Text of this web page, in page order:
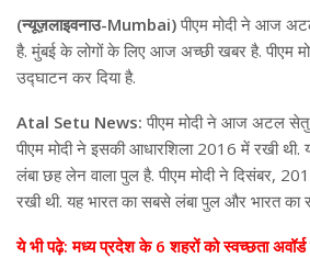
(न्यूज़लाइवनाउ-Mumbai)पीएम मोदी ने आज
है. मुंबई के लोगों के लिए आज अच्छी खबर है. पीएम
उद्घाटन कर दिया है.
Atal Setu News:पीएम मोदी ने आज अटल सेतु
पीएम मोदी ने इसकी आधारशिला 2016 में रखी
लंबा छह लेन वाला पुल है. पीएम मोदी ने दिसंबर,
रखी थी. यह भारत का सबसे लंबा पुल और भारत का
ये भी पढ़े: मध्य प्रदेश के 6 शहरों को स्वच्छता अवॉर्ड